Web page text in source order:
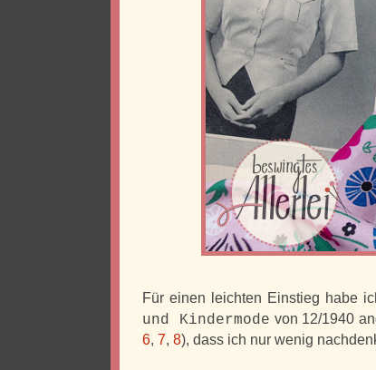
Für einen leichten Einstieg habe
und Kindermode von 12/1940
6, 7, 8), dass ich nur wenig